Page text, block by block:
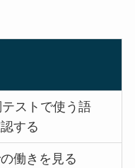
ストで使う語
する
働きを見る